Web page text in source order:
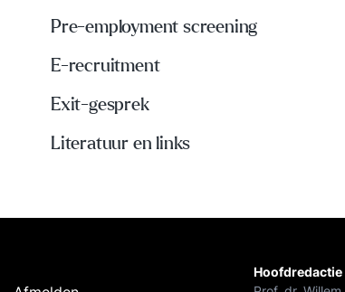
Pre-employment screening
E-recruitment
Exit-gesprek
Literatuur en links
Hoofdredactie